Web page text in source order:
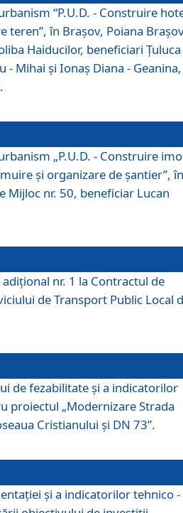
“P.U.D. - Construire
în Braşov, Poiana
Haiducilor, beneficiari
- Mihai şi Ionaş Diana - Geanina,
„P.U.D. - Construire
și organizare de șantier”, în
Mijloc nr. 50, beneficiar Lucan
nr. 1 la Contractul de
de Transport Public Local
de fezabilitate şi a indicatorilor
proiectul „Modernizare Strada
Cristianului și DN 73”.
și a indicatorilor tehnico -